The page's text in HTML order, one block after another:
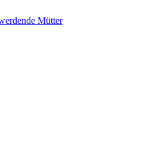
Mütter